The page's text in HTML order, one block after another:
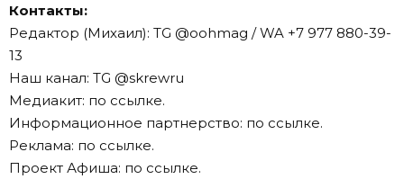
Контакты:
Редактор (Михаил): TG @oohmag / WA +7 977 880-39-
13
Наш канал: TG @skrewru
Медиакит: по ссылке.
Информационное партнерство: по ссылке.
Реклама: по ссылке.
Проект Афиша: по ссылке.